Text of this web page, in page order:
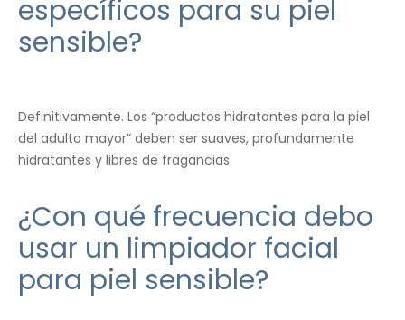
específicos para su piel
sensible?
Definitivamente. Los “productos hidratantes para la piel
del adulto mayor” deben ser suaves, profundamente
hidratantes y libres de fragancias.
¿Con qué frecuencia debo
usar un limpiador facial
para piel sensible?